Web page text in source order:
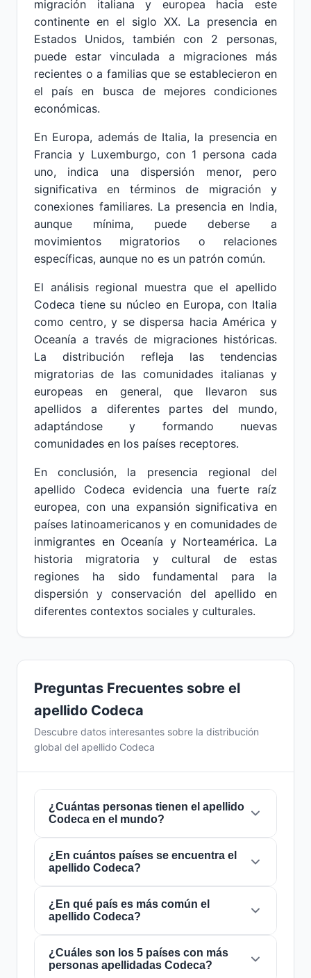
migración italiana y europea hacia este
continente en el siglo XX. La presencia en
Estados Unidos, también con 2 personas,
puede estar vinculada a migraciones más
recientes o a familias que se establecieron en
el país en busca de mejores condiciones
económicas.
En Europa, además de Italia, la presencia en
Francia y Luxemburgo, con 1 persona cada
uno, indica una dispersión menor, pero
significativa en términos de migración y
conexiones familiares. La presencia en India,
aunque mínima, puede deberse a
movimientos migratorios o relaciones
específicas, aunque no es un patrón común.
El análisis regional muestra que el apellido
Codeca tiene su núcleo en Europa, con Italia
como centro, y se dispersa hacia América y
Oceanía a través de migraciones históricas.
La distribución refleja las tendencias
migratorias de las comunidades italianas y
europeas en general, que llevaron sus
apellidos a diferentes partes del mundo,
adaptándose y formando nuevas
comunidades en los países receptores.
En conclusión, la presencia regional del
apellido Codeca evidencia una fuerte raíz
europea, con una expansión significativa en
países latinoamericanos y en comunidades de
inmigrantes en Oceanía y Norteamérica. La
historia migratoria y cultural de estas
regiones ha sido fundamental para la
dispersión y conservación del apellido en
diferentes contextos sociales y culturales.
Preguntas Frecuentes sobre el
apellido Codeca
Descubre datos interesantes sobre la distribución
global del apellido Codeca
¿Cuántas personas tienen el apellido
Codeca en el mundo?
Actualmente hay aproximadamente463
personascon el apellido
mundo. Esto significa que aproximadamente 1
de cada17,278,618 personasen el mundo
lleva este apellido. Se encuentra presente en
países, lo que refleja su distribución global.
¿En cuántos países se encuentra el
apellido Codeca?
El apellidoCodeca está presente en
de todo el mundo. Esto lo clasifica como un
apellido de alcancelocal. Su presencia en
múltiples países indica patrones históricos de
migración y dispersión familiar a lo largo de los
¿En qué país es más común el
apellido Codeca?
El apellidoCodecaes más común enItalia
donde lo portan aproximadamente430
¿Cuáles son los 5 países con más
personas apellidadas Codeca?